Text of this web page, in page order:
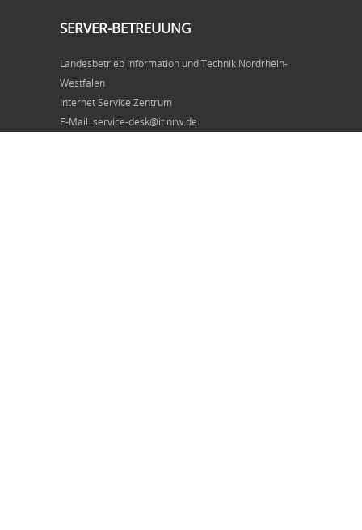
SERVER-BETREUUNG
Landesbetrieb Information und Technik Nordrhein-
Westfalen
Internet Service Zentrum
E-Mail: service-desk@it.nrw.de